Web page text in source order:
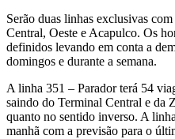
Serão duas linhas exclusivas
Central, Oeste e Acapulco. Os
definidos levando em conta a
domingos e durante a semana.
A linha 351 – Parador terá 54
saindo do Terminal Central e da
quanto no sentido inverso. A
manhã com a previsão para o